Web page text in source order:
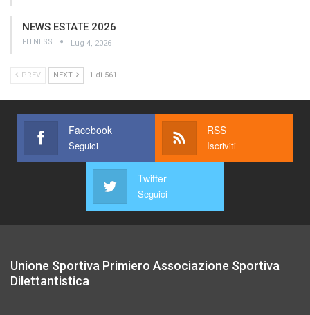
NEWS ESTATE 2026
FITNESS Lug 4, 2026
PREV NEXT 1 di 561
Facebook
Seguici
RSS
Iscriviti
Twitter
Seguici
Unione Sportiva Primiero Associazione Sportiva
Dilettantistica